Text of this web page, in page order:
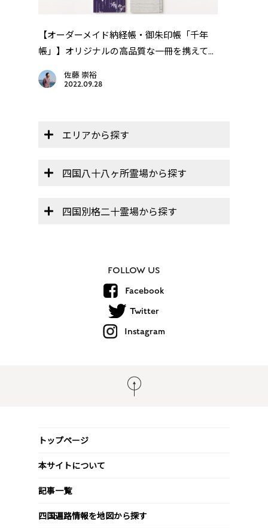
【オーダーメイド納経帳・御朱印帳「千年
帳」】オリジナルの高品質な一冊を携えて...
佐藤 崇裕
2022.09.28
エリアから探す
四国八十八ヶ所霊場から探す
四国別格二十霊場から探す
FOLLOW US
Facebook
Twitter
Instagram
トップページ
本サイトについて
記事一覧
四国遍路情報を地図から探す